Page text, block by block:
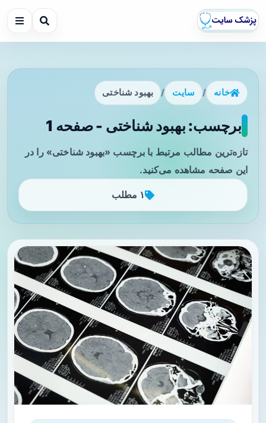
خانه / سایت / بهبود شناختی
برچسب: بهبود شناختی - صفحه 1
تازه‌ترین مطالب مرتبط با برچسب «بهبود شناختی» را در
این صفحه مشاهده می‌کنید.
۱ مطلب